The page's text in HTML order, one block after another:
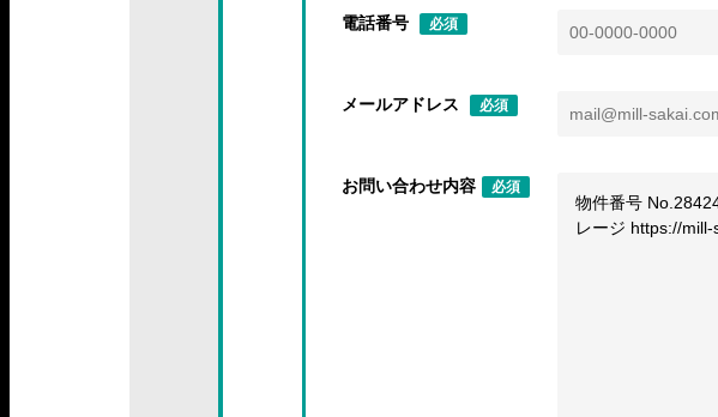
電話番号 必須
メールアドレス 必須
お問い合わせ内容 必須